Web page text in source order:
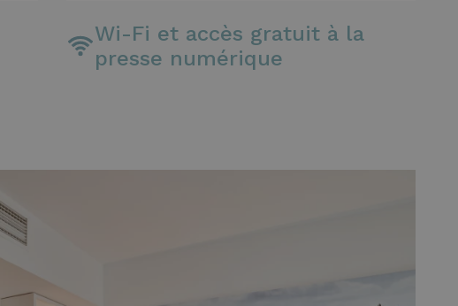
Wi-Fi et accès gratuit à la
presse numérique